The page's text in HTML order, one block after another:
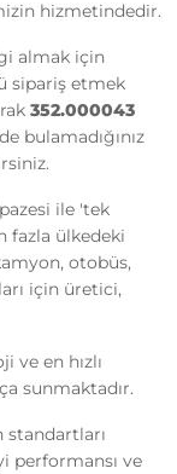
hizmetindedir.
almak için
sipariş etmek
352.000043
bulamadığınız
ile 'tek
fazla ülkedeki
otobüs,
için üretici,
ve en hızlı
sunmaktadır.
standartları
performansı ve